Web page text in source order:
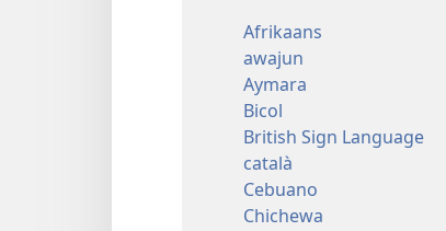
Afrikaans
awajun
Aymara
Bicol
British Sign Language
català
Cebuano
Chichewa